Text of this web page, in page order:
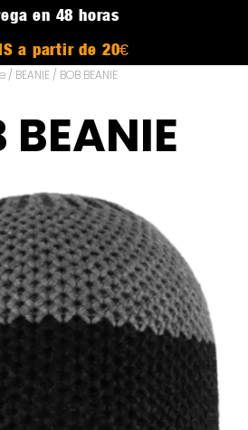
en 48 horas
a partir de 20€
/ BEANIE/ BOB BEANIE
BEANIE